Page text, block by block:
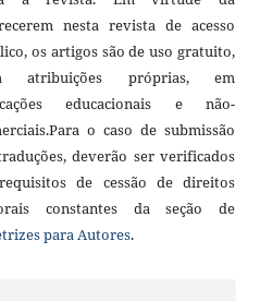
nesta revista de acesso
os artigos são de uso gratuito,
atribuições próprias, em
educacionais e não-
o caso de submissão
deverão ser verificados
de cessão de direitos
constantes da seção de
para Autores.